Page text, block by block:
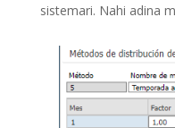
sistemari. Nahi adina